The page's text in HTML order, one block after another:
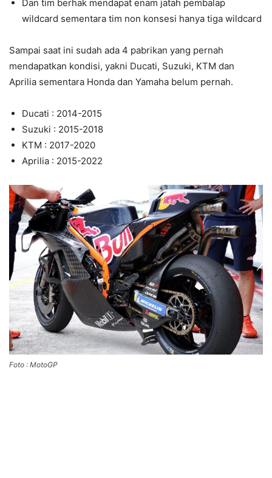
Dan tim berhak mendapat enam jatah pembalap
wildcard sementara tim non konsesi hanya tiga wildcard
Sampai saat ini sudah ada 4 pabrikan yang pernah
mendapatkan kondisi, yakni Ducati, Suzuki, KTM dan
Aprilia sementara Honda dan Yamaha belum pernah.
Ducati : 2014-2015
Suzuki : 2015-2018
KTM : 2017-2020
Aprilia : 2015-2022
Foto : MotoGP